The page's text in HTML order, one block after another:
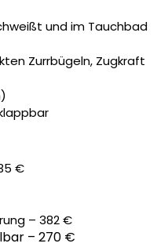
und im Tauchbad
Zurrbügeln, Zugkraft
€
– 382 €
– 270 €